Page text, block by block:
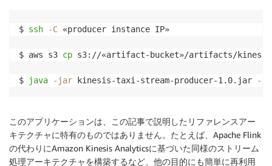
$ ssh -C «producer instance IP»
$ aws s3 cp s3://«artifact-bucket»/artifacts/
$ java -jar kinesis-taxi-stream-producer-1.0.jar -
このアプリケーションは、この記事で説明したリファレンスアー
キテクチャに特有のものではありません。たとえば、Apache Flink
の代わりにAmazon Kinesis Analyticsに基づいた同様のストリーム
処理アーキテクチャを構築するなど、他の目的にも簡単に再利用